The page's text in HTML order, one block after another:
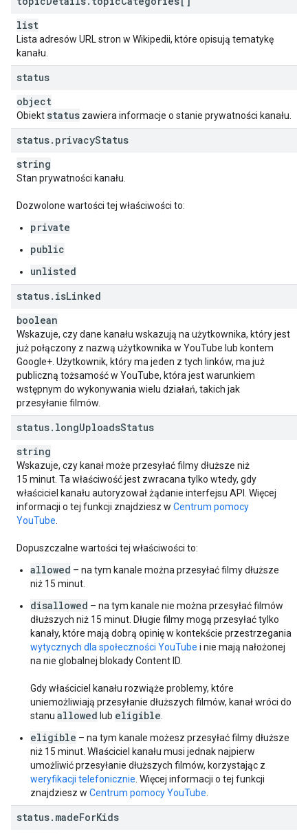
list
Lista adresów URL stron w Wikipedii, które opisują tematykę
kanału.
status
object
Obiekt status zawiera informacje o stanie prywatności kanału.
status. privacyStatus
string
Stan prywatności kanału.
Dozwolone wartości tej właściwości to:
private
public
unlisted
status. isLinked
boolean
Wskazuje, czy dane kanału wskazują na użytkownika, który jest
już połączony z nazwą użytkownika w YouTube lub kontem
Google+. Użytkownik, który ma jeden z tych linków, ma już
publiczną tożsamość w YouTube, która jest warunkiem
wstępnym do wykonywania wielu działań, takich jak
przesyłanie filmów.
status. longUploadsStatus
string
Wskazuje, czy kanał może przesyłać filmy dłuższe niż
15 minut. Ta właściwość jest zwracana tylko wtedy, gdy
właściciel kanału autoryzował żądanie interfejsu API. Więcej
informacji o tej funkcji znajdziesz w Centrum pomocy
YouTube
Dopuszczalne wartości tej właściwości to:
allowed – na tym kanale można przesyłać filmy dłuższe
niż 15 minut.
disallowed – na tym kanale nie można przesyłać filmów
dłuższych niż 15 minut. Długie filmy mogą przesyłać tylko
kanały, które mają dobrą opinię w kontekście przestrzegania
wytycznych dla społeczności YouTube i nie mają nałożonej
na nie globalnej blokady Content ID.
Gdy właściciel kanału rozwiąże problemy, które
uniemożliwiają przesyłanie dłuższych filmów, kanał wróci do
stanu allowed lub eligible
eligible – na tym kanale możesz przesyłać filmy dłuższe
niż 15 minut. Właściciel kanału musi jednak najpierw
umożliwić przesyłanie dłuższych filmów, korzystając z
weryfikacji telefonicznie . Więcej informacji o tej funkcji
znajdziesz w Centrum pomocy YouTube
status. madeForKids